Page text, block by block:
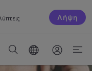
Λήψη